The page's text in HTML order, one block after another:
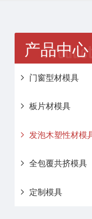
产品中心
门窗型材模具
板片材模具
发泡木塑性材模
全包覆共挤模具
定制模具